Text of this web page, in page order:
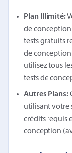
Plan Illimité:
de conception
tests gratuits
de conception
utilisez tous
tests de
Autres Plans:
utilisant votre
crédits requis
conception